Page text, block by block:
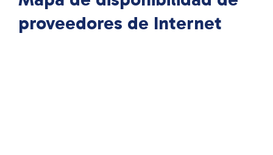
proveedores de Internet